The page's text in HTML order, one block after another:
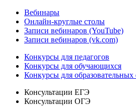
Вебинары
Онлайн-круглые столы
Записи вебинаров (YouTube)
Записи вебинаров (vk.com)
Конкурсы для педагогов
Конкурсы для обучающихся
Конкурсы для образовательных
Консультации ЕГЭ
Консультации ОГЭ